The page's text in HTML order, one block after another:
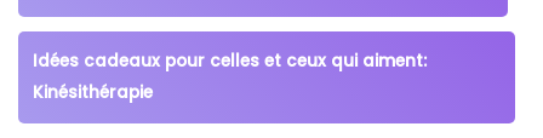
Idées cadeaux pour celles et ceux qui aiment:
Kinésithérapie